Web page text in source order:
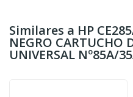
Similares a HP
NEGRO CARTUCHO
UNIVERSAL Nº85A/